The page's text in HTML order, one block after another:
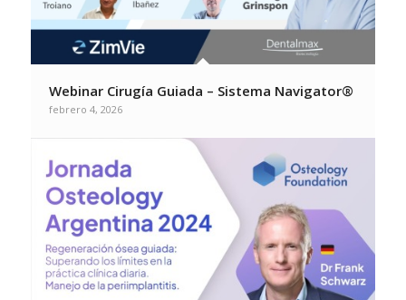
Webinar Cirugía Guiada – Sistema Navigator®
febrero 4, 2026